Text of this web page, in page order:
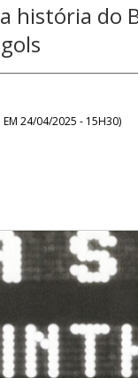
história do
24/04/2025 - 15H30)